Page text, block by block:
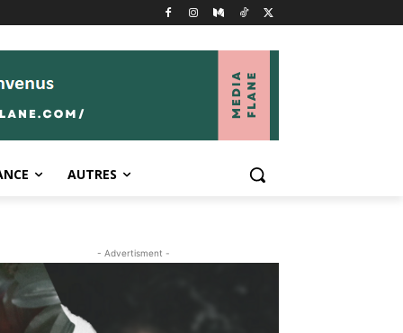
AUTRES
- Advertisment -